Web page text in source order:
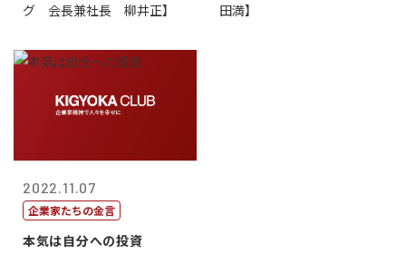
グ 会長兼社長 柳井正】
田満】
2022.11.07
企業家たちの金言
本気は自分への投資